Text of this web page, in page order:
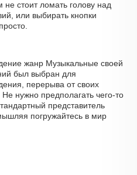
стоит ломать голову над
или выбирать кнопки
жанр Музыкальные своей
был выбран для
перерыва от своих
нужно предполагать чего-то
представитель
погружайтесь в мир